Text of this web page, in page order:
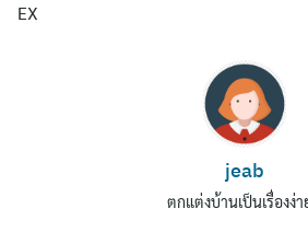
EX
jeab
ตกแต่งบ้านเป็นเรื่องง่